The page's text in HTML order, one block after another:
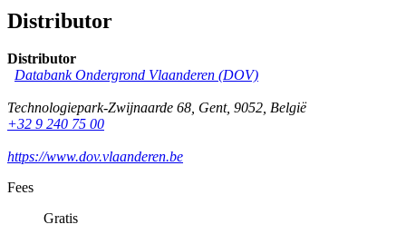
Distributor
Distributor
Databank Ondergrond Vlaanderen (DOV)
Technologiepark-Zwijnaarde 68, Gent, 9052, België
+32 9 240 75 00
https://www.dov.vlaanderen.be
Fees
Gratis